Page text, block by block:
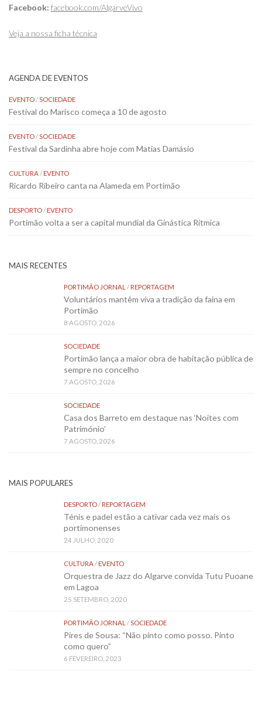
Facebook: facebook.com/AlgarveVivo
Veja a nossa ficha técnica
AGENDA DE EVENTOS
EVENTO / SOCIEDADE
Festival do Marisco começa a 10 de agosto
EVENTO / SOCIEDADE
Festival da Sardinha abre hoje com Matias Damásio
CULTURA /EVENTO
Ricardo Ribeiro canta na Alameda em Portimão
DESPORTO /EVENTO
Portimão volta a ser a capital mundial da Ginástica Rítmica
MAIS RECENTES
PORTIMÃO JORNAL /REPORTAGEM
Voluntários mantêm viva a tradição da faina em
Portimão
8 AGOSTO, 2026
SOCIEDADE
Portimão lança a maior obra de habitação pública de
sempre no concelho
7 AGOSTO, 2026
SOCIEDADE
Casa dos Barreto em destaque nas ‘Noites com
Património’
7 AGOSTO, 2026
MAIS POPULARES
DESPORTO /REPORTAGEM
Ténis e padel estão a cativar cada vez mais os
portimonenses
24 JULHO, 2020
CULTURA /EVENTO
Orquestra de Jazz do Algarve convida Tutu Puoane
em Lagoa
25 SETEMBRO, 2020
PORTIMÃO JORNAL / SOCIEDADE
Pires de Sousa: “Não pinto como posso. Pinto
como quero”
6 FEVEREIRO, 2023